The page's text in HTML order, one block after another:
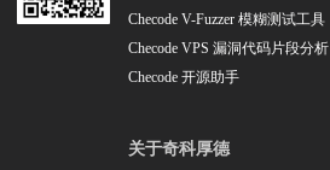
Checode V-Fuzzer 模糊测试工具
Checode VPS 漏洞代码片段分析
Checode 开源助手
关于奇科厚德